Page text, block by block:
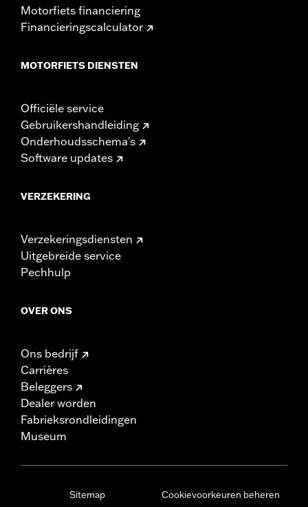
Motorfiets financiering
Financieringscalculator
MOTORFIETS DIENSTEN
Officiële service
Gebruikershandleiding
Onderhoudsschema's
Software updates
VERZEKERING
Verzekeringsdiensten
Uitgebreide service
Pechhulp
OVER ONS
Ons bedrijf
Carrières
Beleggers
Dealer worden
Fabrieksrondleidingen
Museum
Sitemap
Cookievoorkeuren beheren